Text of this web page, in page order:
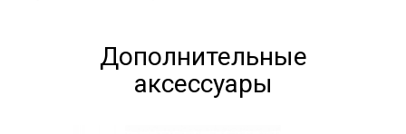
Дополнительные
аксессуары